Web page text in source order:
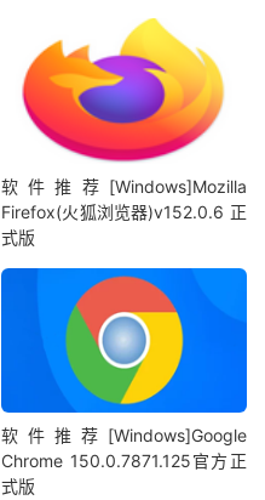
软件推荐[Windows]Mozilla
Firefox(火狐浏览器)v152.0.6 正
式版
软件推荐[Windows]Google
Chrome 150.0.7871.125官方正
式版